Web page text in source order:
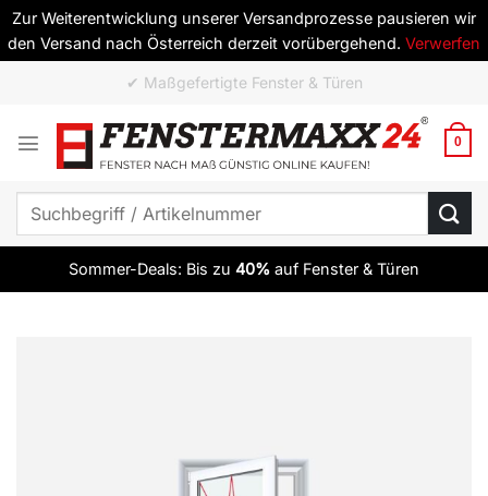
Zur Weiterentwicklung unserer Versandprozesse pausieren wir
den Versand nach Österreich derzeit vorübergehend. Verwerfen
springen
✔ ab 10 Elementen versandkostenfrei
0
Suchen
Sommer-Deals: Bis zu 40% auf Fenster & Türen